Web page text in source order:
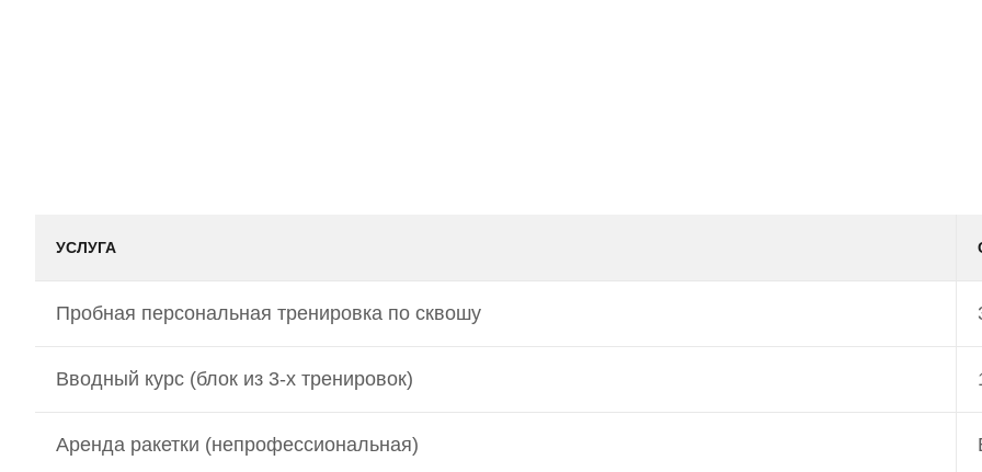
УСЛУГА
Пробная персональная тренировка по сквошу
Вводный курс (блок из 3-х тренировок)
Аренда ракетки (непрофессиональная)